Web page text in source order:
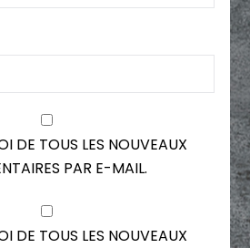
DE TOUS LES NOUVEAUX
PAR E-MAIL.
DE TOUS LES NOUVEAUX